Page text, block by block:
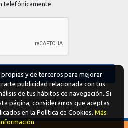
telefónicamente
Consulta
relacionados
y de terceros para mejorar
publicidad relacionada con tus
de tus hábitos de navegación. Si
página, consideramos que aceptas
en la Política de Cookies. Más